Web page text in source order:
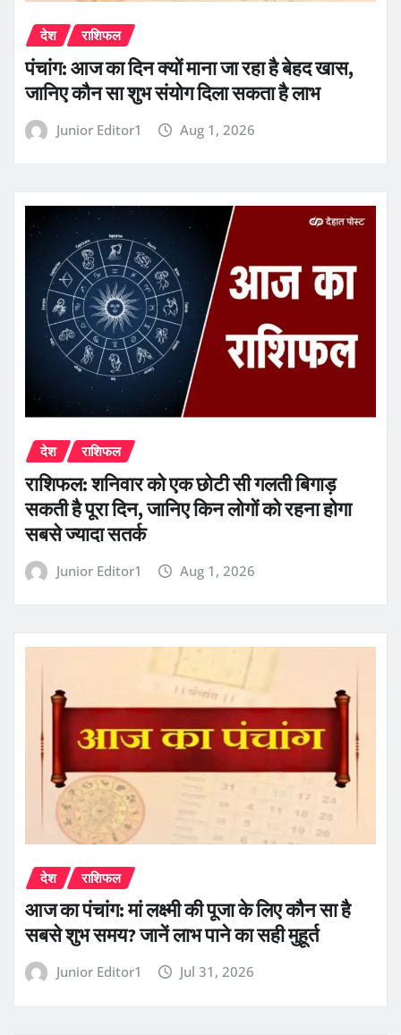
देश राशिफल
पंचांग: आज का दिन क्यों माना जा रहा है बेहद खास,
जानिए कौन सा शुभ संयोग दिला सकता है लाभ
Junior Editor1 Aug 1, 2026
देश राशिफल
राशिफल: शनिवार को एक छोटी सी गलती बिगाड़
सकती है पूरा दिन, जानिए किन लोगों को रहना होगा
सबसे ज्यादा सतर्क
Junior Editor1 Aug 1, 2026
देश राशिफल
आज का पंचांग: मां लक्ष्मी की पूजा के लिए कौन सा है
सबसे शुभ समय? जानें लाभ पाने का सही मुहूर्त
Junior Editor1 Jul 31, 2026